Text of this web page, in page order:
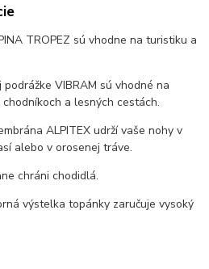
TROPEZ sú vhodne na turistiku a
VIBRAM sú vhodné na
a lesných cestách.
ALPITEX udrží vaše nohy v
alebo v orosenej tráve.
chráni chodidlá.
výstelka topánky zaručuje vysoký